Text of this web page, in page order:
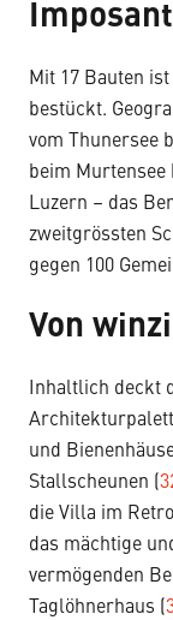
Mit 17 Bauten
bestückt.
vom Thunersee
beim Murtensee
Luzern – das
zweitgrössten
gegen 100
Von
Inhaltlich deckt
und
Stallscheunen (
die Villa im
das mächtige
vermögenden
Taglöhnerhaus (